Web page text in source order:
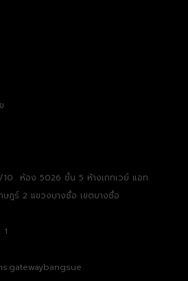
10 ห้อง 5026 ชั้น 5 ห้างเกทเวย์ แอท
ษฎร์ 2 แขวงบางซื่อ เขตบางซื่อ